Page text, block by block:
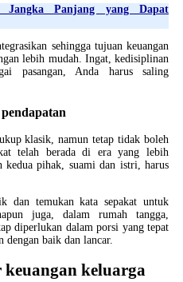
Jangka Panjang yang Dapat
sehingga tujuan keuangan
lebih mudah. Ingat, kedisiplinan
pasangan, Anda harus saling
klasik, namun tetap tidak boleh
telah berada di era yang lebih
kedua pihak, suami dan istri, harus
dan temukan kata sepakat untuk
juga, dalam rumah tangga,
diperlukan dalam porsi yang tepat
dengan baik dan lancar.
keluarga